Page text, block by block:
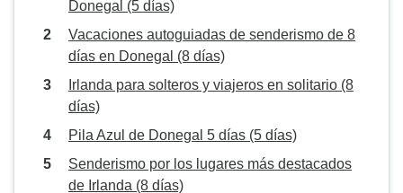
Donegal (5 días)
Vacaciones autoguiadas de senderismo de 8
días en Donegal (8 días)
Irlanda para solteros y viajeros en solitario (8
días)
Pila Azul de Donegal 5 días (5 días)
Senderismo por los lugares más destacados
de Irlanda (8 días)